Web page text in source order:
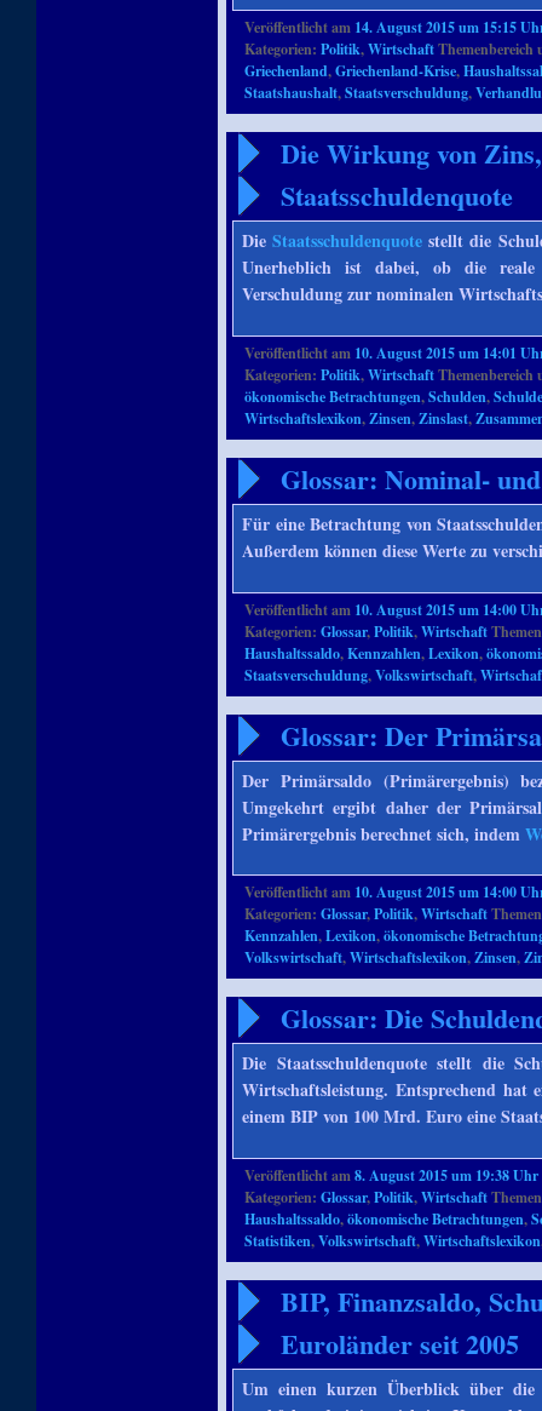
Veröffentlicht am 14. August 2015 um 15:15
Kategorien:Politik,Wirtschaft
Griechenland,Griechenland-Krise,
Staatshaushalt,Staatsverschuldung,
Die Wirkung von
Staatsschuldenquote
DieStaatsschuldenquote stellt die
Unerheblich ist dabei, ob die
Verschuldung zur nominalen
Veröffentlicht am 10. August 2015 um 14:01
Kategorien:Politik,Wirtschaft
ökonomische Betrachtungen,Schulden,
Wirtschaftslexikon,Zinsen,Zinslast,
Glossar: Nominal-
Für eine Betrachtung von
Außerdem können diese Werte zu
Veröffentlicht am 10. August 2015 um 14:00
Kategorien:Glossar,Politik,Wirtschaft
Haushaltssaldo,Kennzahlen,Lexikon,
Staatsverschuldung,Volkswirtschaft,
Glossar: Der
Der Primärsaldo (Primärergebnis)
Umgekehrt ergibt daher der
Primärergebnis berechnet sich, indem
Veröffentlicht am 10. August 2015 um 14:00
Kategorien:Glossar,Politik,Wirtschaft
Kennzahlen,Lexikon,ökonomische
Volkswirtschaft,Wirtschaftslexikon,Zinsen,
Glossar: Die
Die Staatsschuldenquote stellt die
Wirtschaftsleistung. Entsprechend
einem BIP von 100 Mrd. Euro eine
Veröffentlicht am8. August 2015 um 19:38 Uhr
Kategorien:Glossar,Politik,Wirtschaft
Haushaltssaldo,ökonomische Betrachtungen,
Statistiken,Volkswirtschaft,Wirtschaftslexikon
BIP, Finanzsaldo,
Euroländer seit 2005
Um einen kurzen Überblick über die